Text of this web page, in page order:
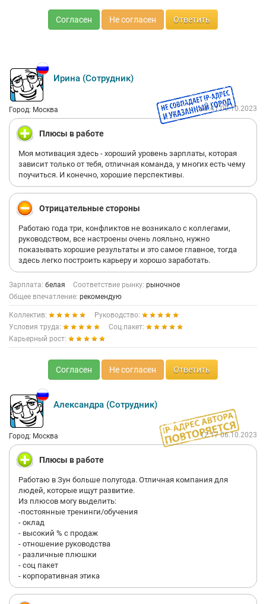
Согласен Не согласен Ответить
Ирина (Сотрудник)
Город: Москва 00:41 09.10.2023
Плюсы в работе
Моя мотивация здесь - хороший уровень зарплаты, которая
зависит только от тебя, отличная команда, у многих есть чему
поучиться. И конечно, хорошие перспективы.
Отрицательные стороны
Работаю года три, конфликтов не возникало с коллегами,
руководством, все настроены очень лояльно, нужно
показывать хорошие результаты и это самое главное, тогда
здесь легко построить карьеру и хорошо заработать.
Зарплата: белая Соответствие рынку: рыночное
Общее впечатление: рекомендую
Коллектив:
Руководство:
Условия труда:
Соц.пакет:
Карьерный рост:
Согласен Не согласен Ответить
Александра (Сотрудник)
Город: Москва 12:17 06.10.2023
Плюсы в работе
Работаю в Зун больше полугода. Отличная компания для
людей, которые ищут развитие.
Из плюсов могу выделить:
-постоянные тренинги/обучения
- оклад
- высокий % с продаж
- отношение руководства
- различные плюшки
- соц пакет
- корпоративная этика